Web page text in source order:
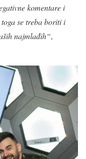
komentare i
se treba boriti i
najmlađih“,